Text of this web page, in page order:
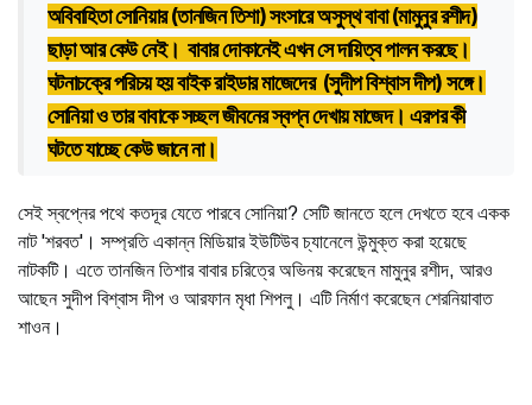
অবিবাহিতা সোনিয়ার (তানজিন তিশা) সংসারে অসুস্থ বাবা (মামুনুর রশীদ)
ছাড়া আর কেউ নেই। বাবার দোকানেই এখন সে দায়িত্ব পালন করছে।
ঘটনাচক্রে পরিচয় হয় বাইক রাইডার মাজেদের (সুদীপ বিশ্বাস দীপ) সঙ্গে।
সোনিয়া ও তার বাবাকে সচ্ছল জীবনের স্বপ্ন দেখায় মাজেদ। এরপর কী
ঘটতে যাচ্ছে কেউ জানে না।
সেই স্বপ্নের পথে কতদূর যেতে পারবে সোনিয়া? সেটি জানতে হলে দেখতে হবে একক
নাট 'শরবত'। সম্প্রতি একান্ন মিডিয়ার ইউটিউব চ্যানেলে উন্মুক্ত করা হয়েছে
নাটকটি। এতে তানজিন তিশার বাবার চরিত্রে অভিনয় করেছেন মামুনুর রশীদ, আরও
আছেন সুদীপ বিশ্বাস দীপ ও আরফান মৃধা শিপলু। এটি নির্মাণ করেছেন শেরনিয়াবাত
শাওন।